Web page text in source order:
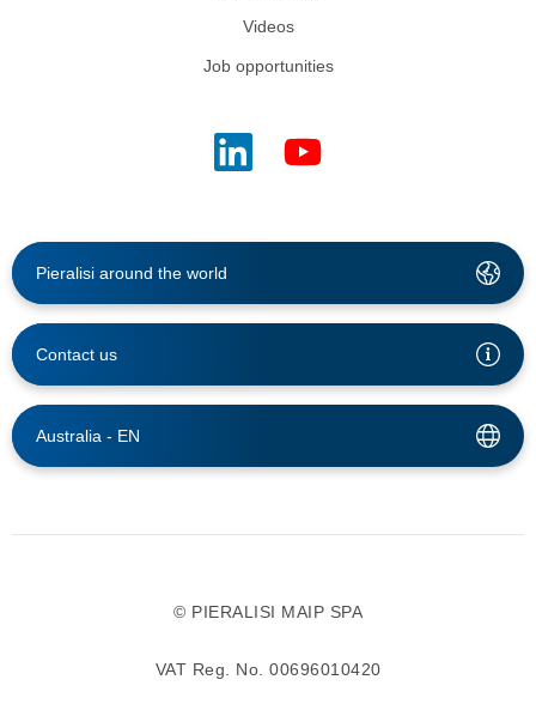
Videos
Job opportunities
Pieralisi around the world
Contact us
Australia - EN
© PIERALISI MAIP SPA
VAT Reg. No. 00696010420